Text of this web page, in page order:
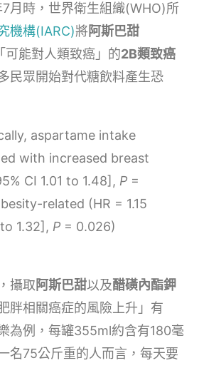
月時，世界衛生組織(WHO)所
機構(IARC)將阿斯巴甜
可能對人類致癌」的2B類致癌
民眾開始對代糖飲料產生恐
aspartame intake
with increased breast
CI 1.01 to 1.48], P =
related (HR = 1.15
1.32], P = 0.026)
，攝取阿斯巴甜以及醋磺內酯鉀
胖相關癌症的風險上升」有
為例，每罐355ml約含有180毫
名75公斤重的人而言，每天要